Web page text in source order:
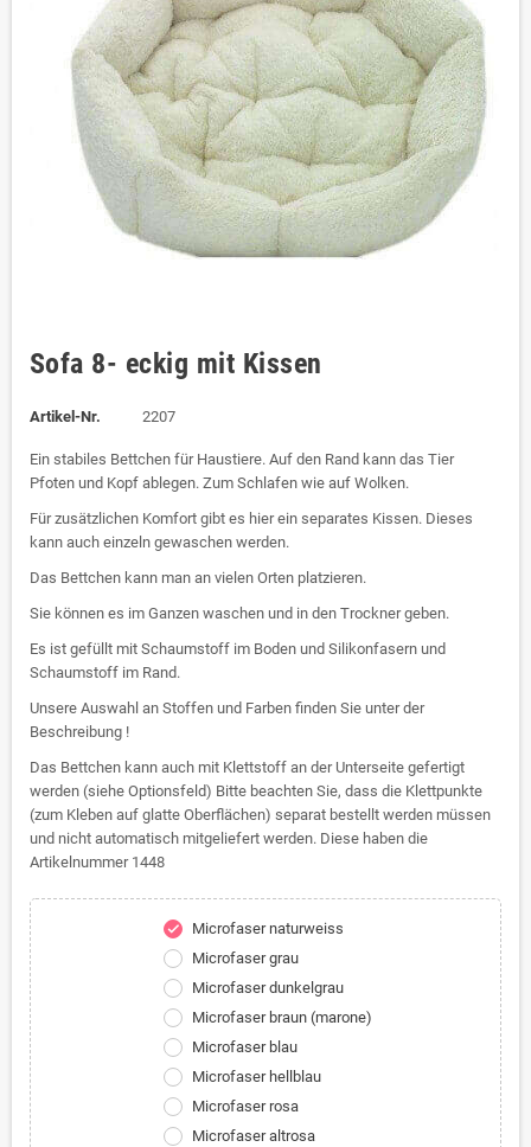
Sofa 8- eckig mit Kissen
Artikel-Nr. 2207
Ein stabiles Bettchen für Haustiere. Auf den Rand kann das Tier
Pfoten und Kopf ablegen. Zum Schlafen wie auf Wolken.
Für zusätzlichen Komfort gibt es hier ein separates Kissen. Dieses
kann auch einzeln gewaschen werden.
Das Bettchen kann man an vielen Orten platzieren.
Sie können es im Ganzen waschen und in den Trockner geben.
Es ist gefüllt mit Schaumstoff im Boden und Silikonfasern und
Schaumstoff im Rand.
Unsere Auswahl an Stoffen und Farben finden Sie unter der
Beschreibung !
Das Bettchen kann auch mit Klettstoff an der Unterseite gefertigt
werden (siehe Optionsfeld) Bitte beachten Sie, dass die Klettpunkte
(zum Kleben auf glatte Oberflächen) separat bestellt werden müssen
und nicht automatisch mitgeliefert werden. Diese haben die
Artikelnummer 1448
check
Microfaser naturweiss
Microfaser grau
Microfaser dunkelgrau
Microfaser braun (marone)
Microfaser blau
Microfaser hellblau
Microfaser rosa
Microfaser altrosa